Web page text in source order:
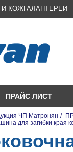
КОЖГАЛАНТЕРЕИ
ПРАЙС ЛИСТ
ЧП Матронян /
для загибки края